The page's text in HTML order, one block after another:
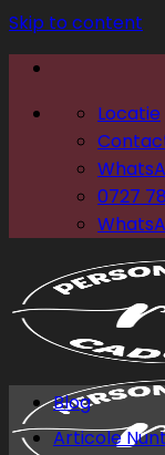
Skip to content
Locatie
0727
Blog
Articole